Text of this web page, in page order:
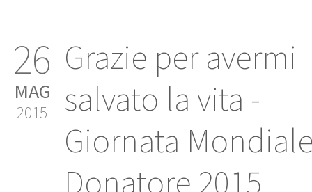
26
MAG
2015
Grazie per avermi
salvato la vita -
Giornata
Donatore 2015